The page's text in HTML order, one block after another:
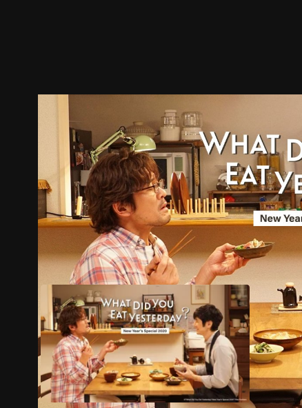
ตัวอย่าง ภาพนิ่ง เนื้อหาที่แนะนำ รายละเอียด